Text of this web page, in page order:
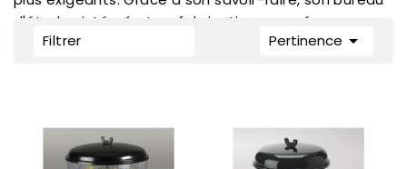
d'études intégré et sa fabrication européenne,
Bravo Snorkel est aujourd'hui une référence
officiel Bravo Snorkel pour la France.
Filtrer Pertinence 